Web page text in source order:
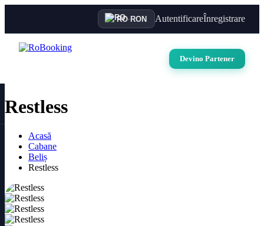
RO·RON AutentificareÎnregistrare
Devino Partener
Restless
Acasă
Cabane
Beliș
Restless